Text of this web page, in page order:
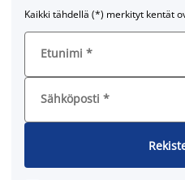
Kaikki tähdellä (*) merkityt kentät
Etunimi *
Sähköposti *